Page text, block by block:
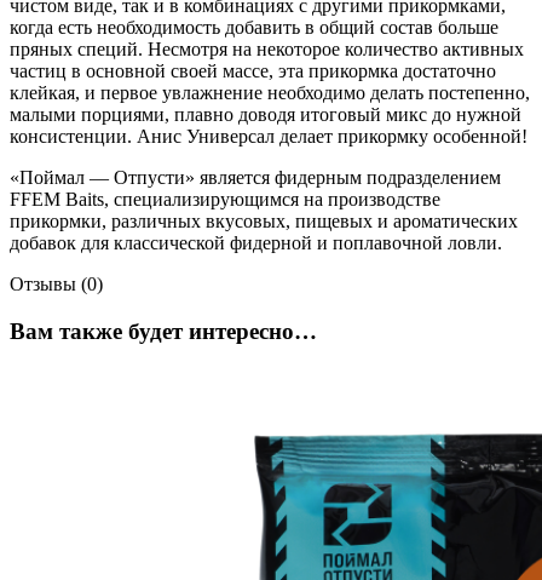
чистом виде, так и в комбинациях с другими прикормками,
когда есть необходимость добавить в общий состав больше
пряных специй. Несмотря на некоторое количество активных
частиц в основной своей массе, эта прикормка достаточно
клейкая, и первое увлажнение необходимо делать постепенно,
малыми порциями, плавно доводя итоговый микс до нужной
консистенции. Анис Универсал делает прикормку особенной!
«Поймал — Отпусти» является фидерным подразделением
FFEM Baits, специализирующимся на производстве
прикормки, различных вкусовых, пищевых и ароматических
добавок для классической фидерной и поплавочной ловли.
Отзывы (0)
Вам также будет интересно…